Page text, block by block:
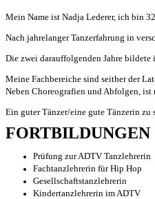
Mein Name ist Nadja Lederer, ich bin
Nach jahrelanger Tanzerfahrung in
Die zwei darauffolgenden Jahre
Meine Fachbereiche sind seither der
Neben Choreografien und Abfolgen,
Ein guter Tänzer/eine gute Tänzerin zu
FORTBILDUNGEN
Prüfung zur ADTV Tanzlehrerin
Fachtanzlehrerin für Hip Hop
Gesellschaftstanzlehrerin
Kindertanzlehrerin im ADTV